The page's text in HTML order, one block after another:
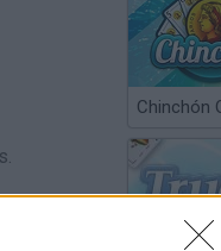
à
Chinchón